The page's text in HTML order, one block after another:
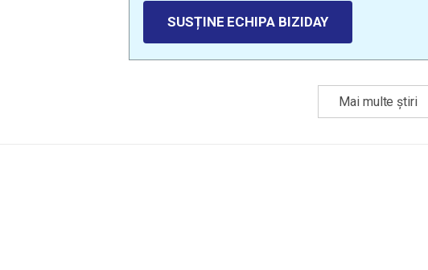
SUSȚINE ECHIPA BIZIDAY
Mai multe știri